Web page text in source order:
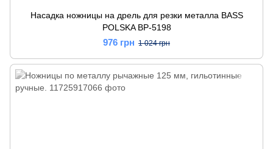
Насадка ножницы на дрель для резки металла BASS
POLSKA BP-5198
976 грн 1 024 грн